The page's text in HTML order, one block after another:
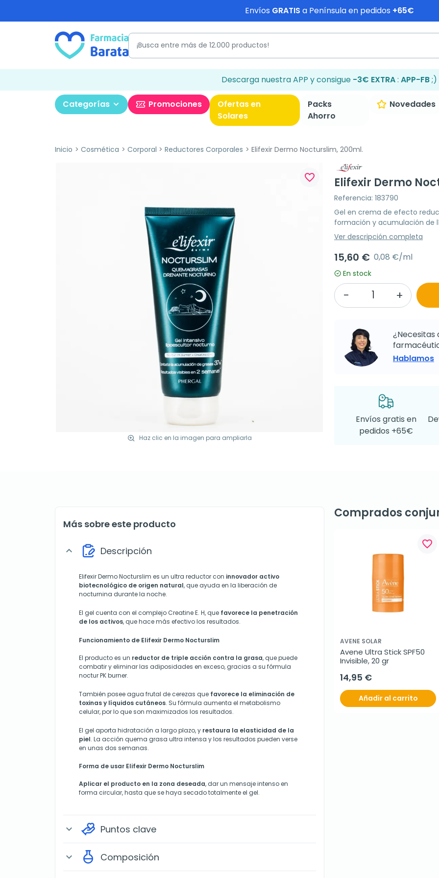
Envíos GRATIS a Península en pedidos +65€
Descarga nuestra APP y consigue -3€ EXTRA: APP-FB;)
Categorías Promociones
Ofertas en
Solares
Packs
Ahorro
Novedades
Inicio Cosmética Corporal Reductores Corporales Elifexir Dermo Nocturslim, 200ml.
Haz clic en la imagen para ampliarla
favorite_border Elifexir Dermo
Referencia: 183790
Gel en crema de efecto
formación y acumulación de
Ver descripción completa
15,60 € 0,08 €/ml
En stock
¿Necesitas
Hablamos
Envíos gratis en
pedidos +65€
Más sobre este producto
expand_more Descripción
Elifexir Dermo Nocturslim es un ultra reductor con innovador activo
biotecnológico de origen natural, que ayuda en la liberación de
nocturnina durante la noche.
El gel cuenta con el complejo Creatine E. H, que favorece la penetración
de los activos, que hace más efectivo los resultados.
Funcionamiento de Elifexir Dermo Nocturslim
El producto es un reductor de triple acción contra la grasa, que puede
combatir y eliminar las adiposidades en exceso, gracias a su fórmula
noctur PK burner.
También posee agua frutal de cerezas que favorece la eliminación de
toxinas y líquidos cutáneos. Su fórmula aumenta el metabolismo
celular, por lo que son maximizados los resultados.
El gel aporta hidratación a largo plazo, y restaura la elasticidad de la
piel. La acción quema grasa ultra intensa y los resultados pueden verse
en unas dos semanas.
Forma de usar Elifexir Dermo Nocturslim
Aplicar el producto en la zona deseada, dar un mensaje intenso en
forma circular, hasta que se haya secado totalmente el gel.
expand_more Puntos clave
expand_more Composición
Comprados
favorite_border
AVENE SOLAR
Avene Ultra Stick SPF50
Invisible, 20 gr
14,95 €
Añadir al carrito